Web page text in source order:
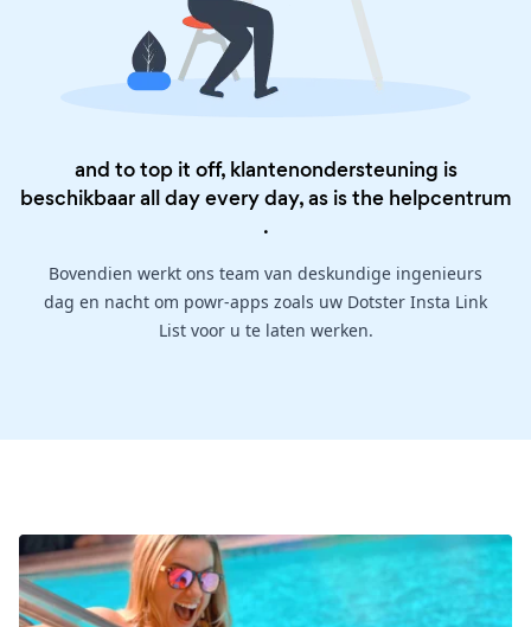
and to top it off, klantenondersteuning is
beschikbaar all day every day, as is the helpcentrum
.
Bovendien werkt ons team van deskundige ingenieurs
dag en nacht om powr-apps zoals uw Dotster Insta Link
List voor u te laten werken.